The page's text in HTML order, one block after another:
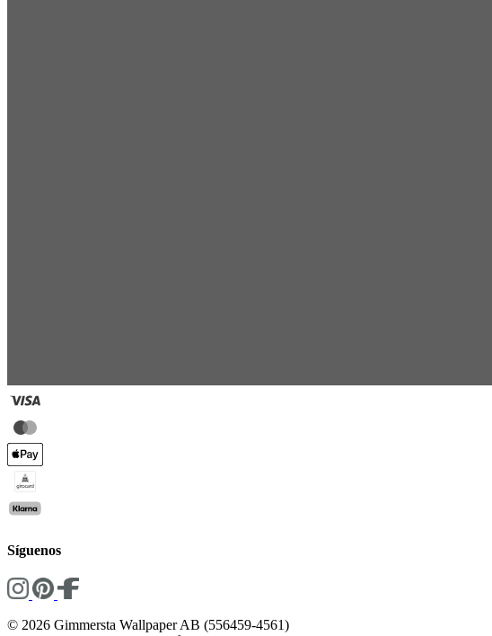
Síguenos
© 2026 Gimmersta Wallpaper AB (556459-4561)